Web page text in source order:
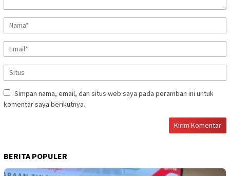
Simpan nama, email, dan situs web saya pada peramban ini untuk
komentar saya berikutnya.
BERITA POPULER